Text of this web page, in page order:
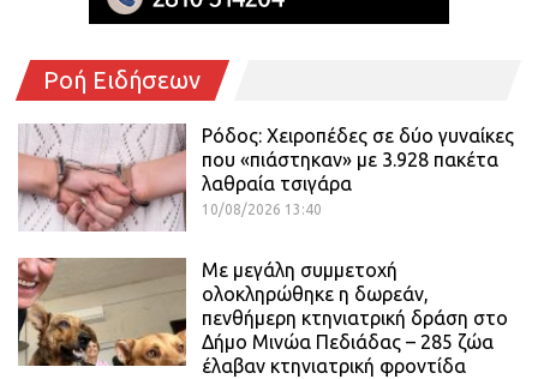
Ροή Ειδήσεων
Ρόδος: Χειροπέδες σε δύο γυναίκες
που «πιάστηκαν» με 3.928 πακέτα
λαθραία τσιγάρα
10/08/2026 13:40
Με μεγάλη συμμετοχή
ολοκληρώθηκε η δωρεάν,
πενθήμερη κτηνιατρική δράση στο
Δήμο Μινώα Πεδιάδας – 285 ζώα
έλαβαν κτηνιατρική φροντίδα